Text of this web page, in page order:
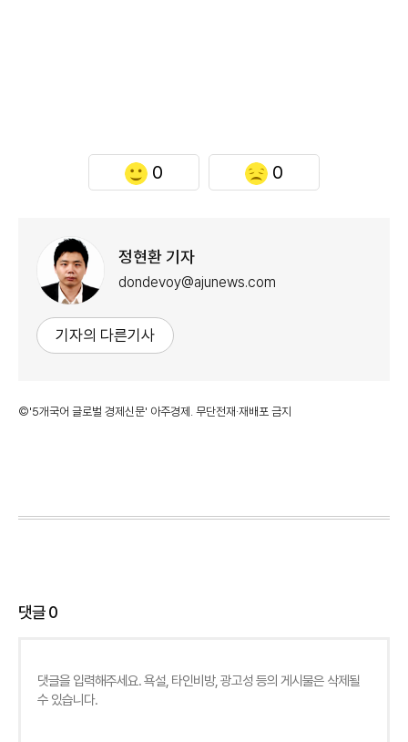
0 0
정현환 기자
dondevoy@ajunews.com
기자의 다른기사
©'5개국어 글로벌 경제신문' 아주경제. 무단전재·재배포 금지
댓글0